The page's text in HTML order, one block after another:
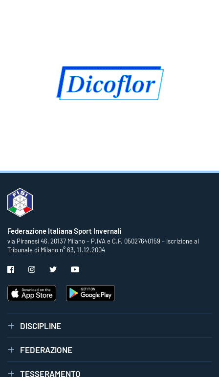
Federazione Italiana Sport Invernali
via Piranesi 46, 20137 Milano – P.IVA e C.F. 05027640159 – Iscrizione al
Tribunale di Milano n° 63, 11.12.2004
DISCIPLINE
FEDERAZIONE
TESSERAMENTO